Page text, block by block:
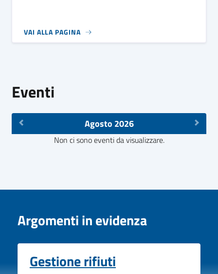
VAI ALLA PAGINA
Eventi
Agosto 2026
Non ci sono eventi da visualizzare.
Argomenti in evidenza
Gestione rifiuti